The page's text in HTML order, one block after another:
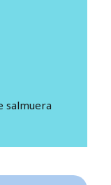
salmuera